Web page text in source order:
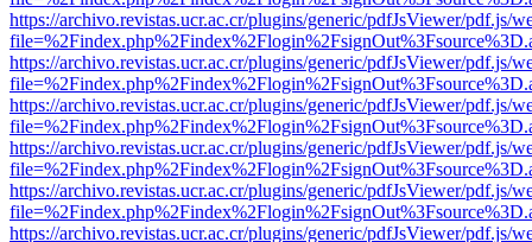
https://archivo.revistas.ucr.ac.cr/plugins/generic/pdfJsViewer/pdf.js/
https://archivo.revistas.ucr.ac.cr/plugins/generic/pdfJsViewer/pdf.js/
https://archivo.revistas.ucr.ac.cr/plugins/generic/pdfJsViewer/pdf.js/
https://archivo.revistas.ucr.ac.cr/plugins/generic/pdfJsViewer/pdf.js/
https://archivo.revistas.ucr.ac.cr/plugins/generic/pdfJsViewer/pdf.js/
https://archivo.revistas.ucr.ac.cr/plugins/generic/pdfJsViewer/pdf.js/